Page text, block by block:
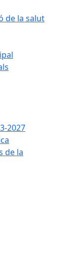
de la salut
2027
de la